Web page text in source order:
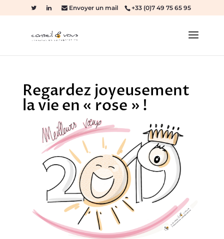
Envoyer un mail +33 (0)7 49 75 65 95
Regardez joyeusement
la vie en « rose » !